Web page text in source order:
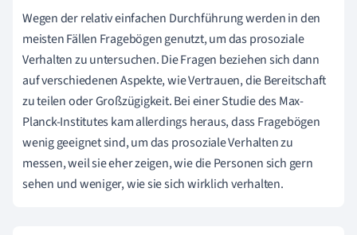
Wegen der relativ einfachen Durchführung werden in den
meisten Fällen Fragebögen genutzt, um das prosoziale
Verhalten zu untersuchen. Die Fragen beziehen sich dann
auf verschiedenen Aspekte, wie Vertrauen, die Bereitschaft
zu teilen oder Großzügigkeit. Bei einer Studie des Max-
Planck-Institutes kam allerdings heraus, dass Fragebögen
wenig geeignet sind, um das prosoziale Verhalten zu
messen, weil sie eher zeigen, wie die Personen sich gern
sehen und weniger, wie sie sich wirklich verhalten.